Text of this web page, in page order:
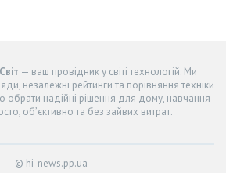
— ваш провідник у світі технологій. Ми
незалежні рейтинги та порівняння техніки
обрати надійні рішення для дому, навчання
об’єктивно та без зайвих витрат.
© hi-news.pp.ua